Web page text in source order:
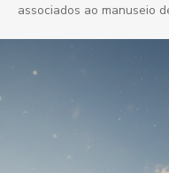
associados ao manuseio